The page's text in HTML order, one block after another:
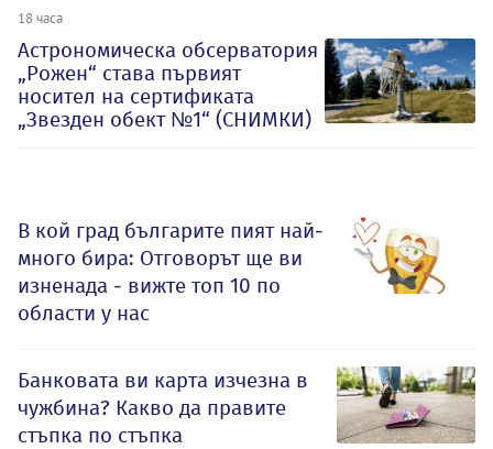
18 часа
Астрономическа обсерватория
„Рожен“ става първият
носител на сертификата
„Звезден обект №1“ (СНИМКИ)
В кой град българите пият най-
много бира: Отговорът ще ви
изненада - вижте топ 10 по
области у нас
Банковата ви карта изчезна в
чужбина? Какво да правите
стъпка по стъпка